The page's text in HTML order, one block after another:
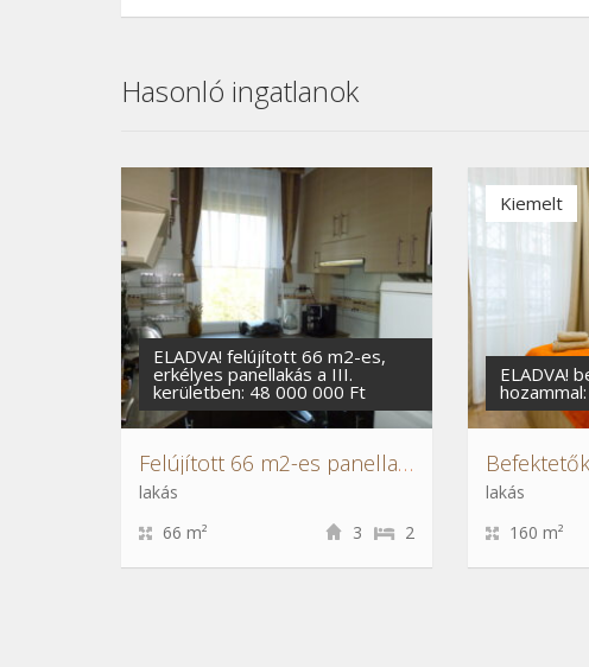
Hasonló ingatlanok
ELADVA! felújított 66 m2-es,
erkélyes panellakás a III.
kerületben: 48 000 000 Ft
Felújított 66 m2-es panellakás a III. kerületben
lakás
66 m²
2
3
ELADVA!
Kiemelt
lakás
160 m²